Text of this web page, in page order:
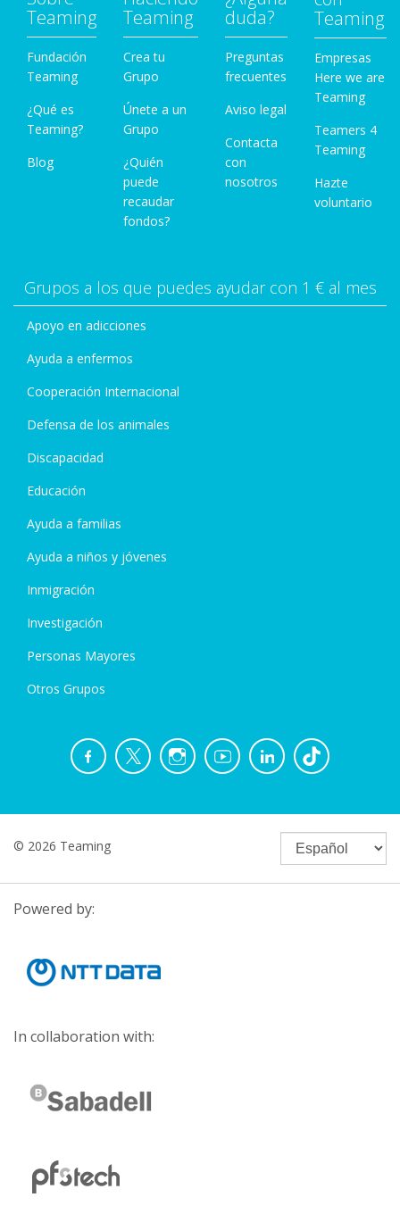
Teaming
Fundación
Teaming
¿Qué es
Teaming?
Blog
Teaming
Crea tu
Grupo
Únete a un
Grupo
¿Quién
puede
recaudar
fondos?
duda?
Preguntas
frecuentes
Aviso legal
Contacta
con
nosotros
Teaming
Empresas
Here we are
Teaming
Teamers 4
Teaming
Hazte
voluntario
Grupos a los que puedes ayudar con 1 € al mes
Apoyo en adicciones
Ayuda a enfermos
Cooperación Internacional
Defensa de los animales
Discapacidad
Educación
Ayuda a familias
Ayuda a niños y jóvenes
Inmigración
Investigación
Personas Mayores
Otros Grupos
© 2026 Teaming
Powered by:
In collaboration with: